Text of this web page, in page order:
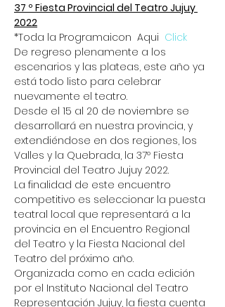
37 º Fiesta Provincial del Teatro Jujuy
2022
*Toda la Programaicon  Aqui Click
De regreso plenamente a los
escenarios y las plateas, este año ya
está todo listo para celebrar
nuevamente el teatro.
Desde el 15 al 20 de noviembre se
desarrollará en nuestra provincia, y
extendiéndose en dos regiones, los
Valles y la Quebrada, la 37º Fiesta
Provincial del Teatro Jujuy 2022.
La finalidad de este encuentro
competitivo es seleccionar la puesta
teatral local que representará a la
provincia en el Encuentro Regional
del Teatro y la Fiesta Nacional del
Teatro del próximo año.
Organizada como en cada edición
por el Instituto Nacional del Teatro
Representación Jujuy, la fiesta cuenta